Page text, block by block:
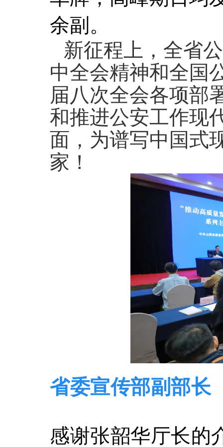
余副。
新征程上，全省
中全会精神和全国
届八次全会各项部
和推进公安工作现
面，为谱写中国式
家！
省委宣传部副部
感谢张韶华厅长的